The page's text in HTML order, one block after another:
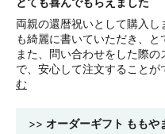
両親の還暦祝いとして購入
も綺麗に書いていただき、と
また、問い合わせをした際
で、安心して注文すること
む
>> オーダーギフト ももや